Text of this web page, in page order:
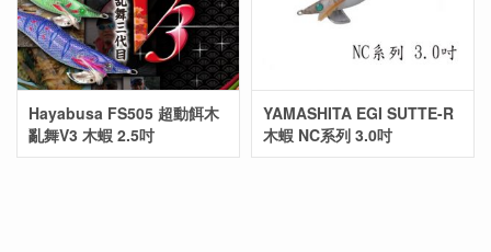
Hayabusa FS505 超動餌木
亂舞V3 木蝦 2.5吋
YAMASHITA EGI SUTTE-R
木蝦 NC系列 3.0吋